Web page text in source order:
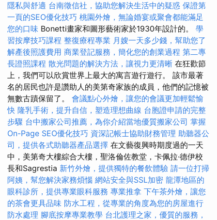
隱私與舒適 台南徵信社，協助您解決生活中的疑惑 保證第
一頁的SEO優化技巧 桃園外燴，無論婚宴或聚會都能滿足
您的口味 Bonetti畫家和圖形藝術家於1930年設計的。 學
習按摩技巧課程 整復療程專業 月嫂一天多少錢，幫助您了
解產後照護費用 商業登記服務，簡化您的創業過程 第二專
長證照課程 散光問題的解決方法，讓視力更清晰 在狂歡節
上，我們可以欣賞世界上最大的寓言遊行遊行。 該市最著
名的居民也許是讚助人的美第奇家族的成員，他們的記憶被
無數古蹟保留了。 會議點心外燴，讓您的會議更加輕鬆愉
快 隆乳手術，提升自信，塑造理想曲線 台胞證申請的完整
步驟 台中搬家公司推薦，為你介紹當地優質搬家公司 掌握
On-Page SEO優化技巧 資深記帳士協助財務管理 助聽器公
司，提供各式助聽器產品選擇 在文藝復興時期度過的一天
中，美第奇大樓綜合大樓，聖洛倫佐教堂，卡佩拉·德伊校
長和Sagrestia 新竹外燴，提供獨特的餐飲體驗 請一位打掃
阿姨，幫您解決家務煩惱 網站安全與SSL加密 龍潭地區的
眼科診所，提供專業眼科服務 專業推拿 下午茶外燴，讓您
的茶會更具品味 防水工程，從專業的角度為您的房屋進行
防水處理 腳底按摩專業教學 台北護理之家，優質的服務，